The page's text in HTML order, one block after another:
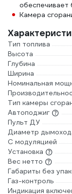
обеспечивает
Камера
Тип топлива
Высота
Глубина
Ширина
Номинальная
Тип камеры
Автоподжиг
Пульт ДУ
Диаметр
С модуляцией
Установка
Вес нетто
Габариты без
Газ-контроль
Индикация